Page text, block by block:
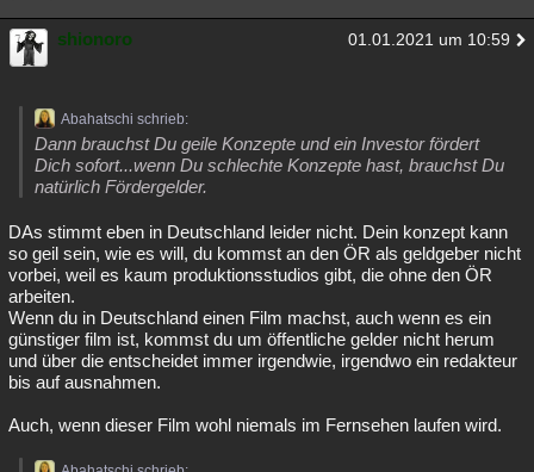
shionoro 01.01.2021 um 10:59
Abahatschi schrieb:
Dann brauchst Du geile Konzepte und ein Investor fördert
Dich sofort...wenn Du schlechte Konzepte hast, brauchst Du
natürlich Fördergelder.
DAs stimmt eben in Deutschland leider nicht. Dein konzept kann
so geil sein, wie es will, du kommst an den ÖR als geldgeber nicht
vorbei, weil es kaum produktionsstudios gibt, die ohne den ÖR
arbeiten.
Wenn du in Deutschland einen Film machst, auch wenn es ein
günstiger film ist, kommst du um öffentliche gelder nicht herum
und über die entscheidet immer irgendwie, irgendwo ein redakteur
bis auf ausnahmen.
Auch, wenn dieser Film wohl niemals im Fernsehen laufen wird.